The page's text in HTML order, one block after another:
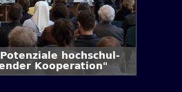
hochschul-
Kooperation"